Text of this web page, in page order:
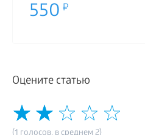
550
Оцените статью